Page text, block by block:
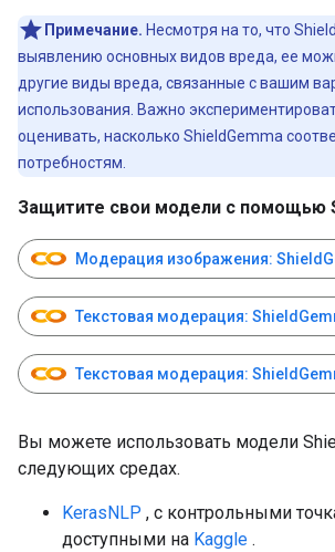
Примечание. Несмотря на то, что
выявлению основных видов вреда, ее
другие виды вреда, связанные с вашим
использования. Важно
оценивать, насколько ShieldGemma
потребностям.
Защитите свои модели с помощью
Модерация изображения:
Текстовая модерация:
Текстовая модерация:
Вы можете использовать модели
следующих средах.
KerasNLP , с контрольными
доступными на Kaggle .